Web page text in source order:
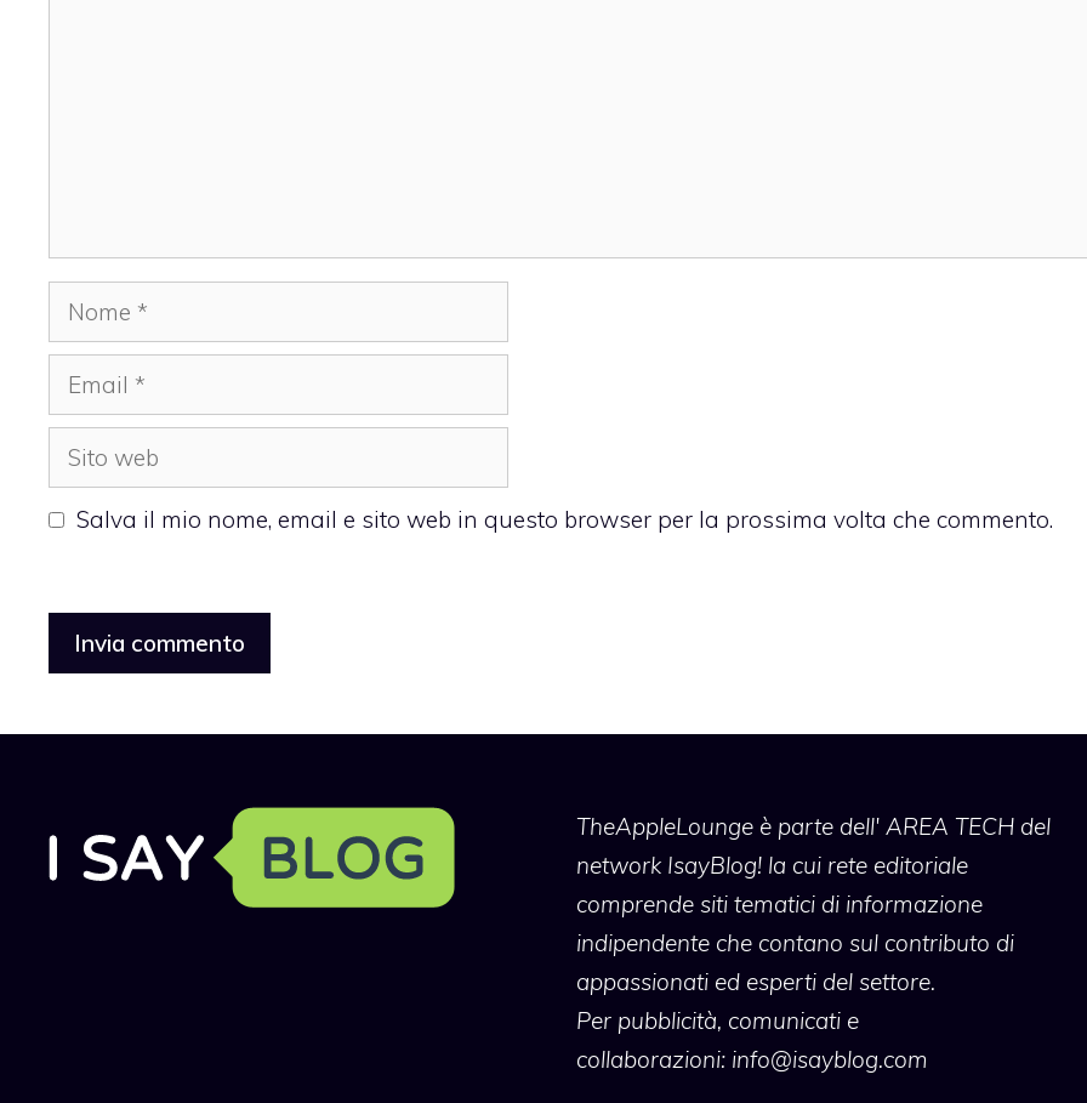
Nome
Email
Sito
web
Salva il mio nome, email e sito web in questo browser per la prossima volta che commento.
TheAppleLoungeè parte dell' AREA TECH del
network IsayBlog! la cui rete editoriale
comprende siti tematici di informazione
indipendente che contano sul contributo di
appassionati ed esperti del settore.
Per pubblicità, comunicati e
collaborazioni: info@isayblog.com